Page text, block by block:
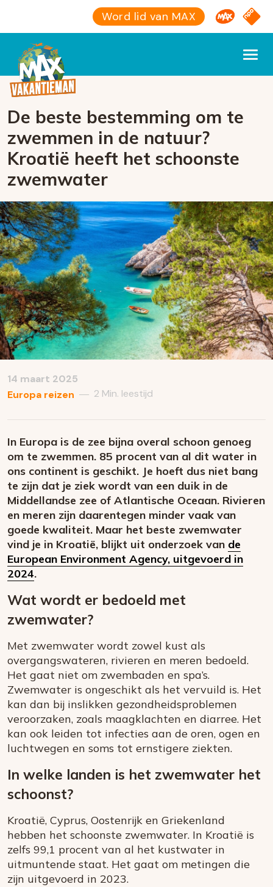
Word lid van MAX Omroep
NPO
De beste bestemming om te
zwemmen in de natuur?
Kroatië heeft het schoonste
zwemwater
14 maart 2025
Europa reizen — 2 Min. leestijd
In Europa is de zee bijna overal schoon genoeg
om te zwemmen. 85 procent van al dit water in
ons continent is geschikt. Je hoeft dus niet bang
te zijn dat je ziek wordt van een duik in de
Middellandse zee of Atlantische Oceaan. Rivieren
en meren zijn daarentegen minder vaak van
goede kwaliteit. Maar het beste zwemwater
vind je in Kroatië, blijkt uit onderzoek van de
European Environment Agency, uitgevoerd in
2024.
Wat wordt er bedoeld met
zwemwater?
Met zwemwater wordt zowel kust als
overgangswateren, rivieren en meren bedoeld.
Het gaat niet om zwembaden en spa’s.
Zwemwater is ongeschikt als het vervuild is. Het
kan dan bij inslikken gezondheidsproblemen
veroorzaken, zoals maagklachten en diarree. Het
kan ook leiden tot infecties aan de oren, ogen en
luchtwegen en soms tot ernstigere ziekten.
In welke landen is het zwemwater het
schoonst?
Kroatië, Cyprus, Oostenrijk en Griekenland
hebben het schoonste zwemwater. In Kroatië is
zelfs 99,1 procent van al het kustwater in
uitmuntende staat. Het gaat om metingen die
zijn uitgevoerd in 2023.